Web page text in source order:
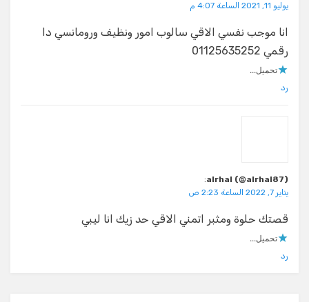
يوليو 11, 2021 الساعة 4:07 م
انا موجب نفسي الاقي سالوب امور ونظيف ورومانسي دا
رقمي 01125635252
تحميل...
رد
alrhal (@alrhal87)
:
يناير 7, 2022 الساعة 2:23 ص
قصتك حلوة ومثبر اتمني الاقي حد زيك انا ليبي
تحميل...
رد